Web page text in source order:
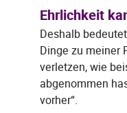
Ehrlichkeit
Deshalb
Dinge zu meiner
verletzen, wie
abgenommen
vorher“.